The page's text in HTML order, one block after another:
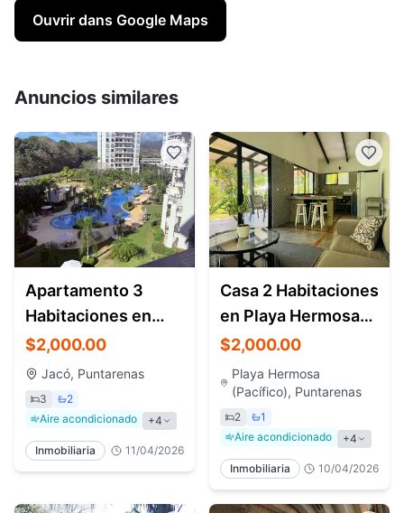
Ouvrir dans Google Maps
Anuncios similares
Apartamento 3
Habitaciones en
Jacó Costa Rica –
Alquiler Jaco Bay
$2,000.00
Jacó, Puntarenas
3
2
Aire acondicionado
+4
Inmobiliaria 11/04/2026
Casa 2 Habitaciones
en Playa Hermosa
Costa Rica –
Alquiler Largo Plazo
$2,000.00
Playa Hermosa
(Pacífico), Puntarenas
2
1
Aire acondicionado
+4
Inmobiliaria 10/04/2026